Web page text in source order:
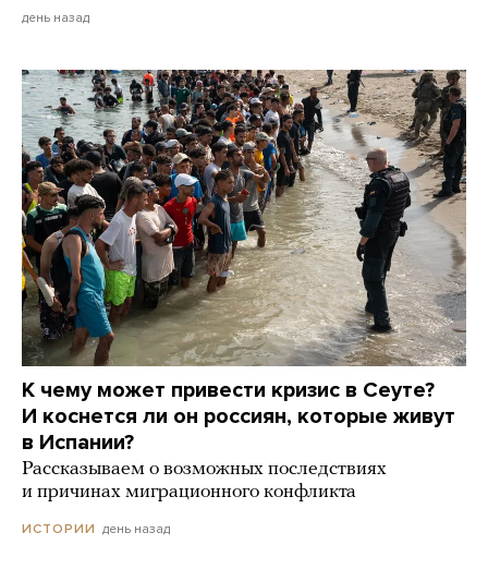
день назад
К чему может привести кризис в Сеуте?
И коснется ли он россиян, которые живут
в Испании?
Рассказываем о возможных последствиях
и причинах миграционного конфликта
ИСТОРИИ день назад